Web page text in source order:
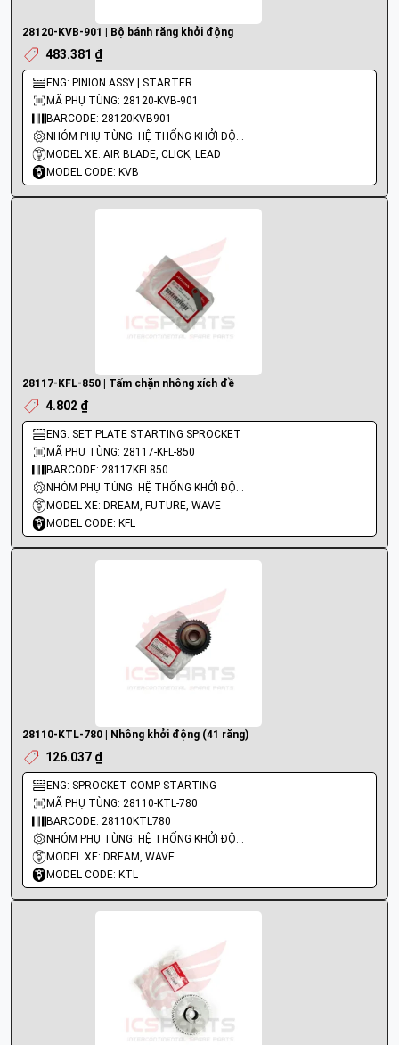
28120-KVB-901 | Bộ bánh răng khởi động
483.381 ₫
ENG: PINION ASSY | STARTER
MÃ PHỤ TÙNG: 28120-KVB-901
BARCODE: 28120KVB901
NHÓM PHỤ TÙNG: HỆ THỐNG KHỞI ĐỘNG - ĐỀ
MODEL XE: AIR BLADE, CLICK, LEAD
MODEL CODE: KVB
28117-KFL-850 | Tấm chặn nhông xích đề
4.802 ₫
ENG: SET PLATE STARTING SPROCKET
MÃ PHỤ TÙNG: 28117-KFL-850
BARCODE: 28117KFL850
NHÓM PHỤ TÙNG: HỆ THỐNG KHỞI ĐỘNG - ĐỀ
MODEL XE: DREAM, FUTURE, WAVE
MODEL CODE: KFL
28110-KTL-780 | Nhông khởi động (41 răng)
126.037 ₫
ENG: SPROCKET COMP STARTING
MÃ PHỤ TÙNG: 28110-KTL-780
BARCODE: 28110KTL780
NHÓM PHỤ TÙNG: HỆ THỐNG KHỞI ĐỘNG - ĐỀ
MODEL XE: DREAM, WAVE
MODEL CODE: KTL